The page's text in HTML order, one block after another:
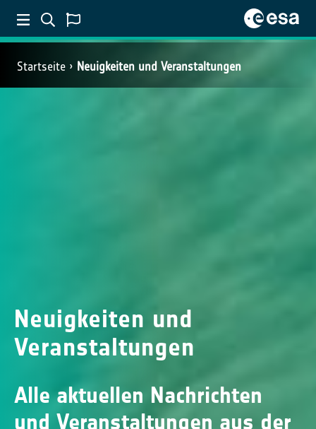
Startseite Neuigkeiten und Veranstaltungen
Neuigkeiten und
Veranstaltungen
Alle aktuellen Nachrichten
und Veranstaltungen aus der